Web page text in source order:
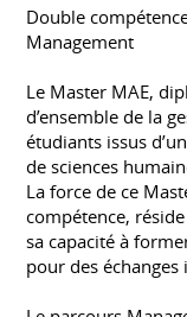
Double
Management
Le Master MAE,
d’ensemble de la
étudiants issus
de sciences
La force de ce
compétence,
sa capacité à
pour des